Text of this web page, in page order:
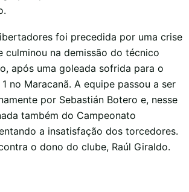
foi precedida por uma crise
culminou na demissão do técnico
após uma goleada sofrida para o
no Maracanã. A equipe passou a ser
por Sebastián Botero e, nesse
também do Campeonato
a insatisfação dos torcedores.
o dono do clube, Raúl Giraldo.